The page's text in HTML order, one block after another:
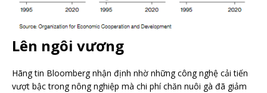
Lên ngôi vương
Hãng tin Bloomberg nhận định nhờ những công nghệ cải tiến
vượt bậc trong nông nghiệp mà chi phí chăn nuôi gà đã giảm